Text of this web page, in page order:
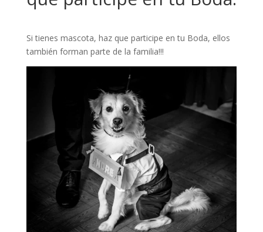
Si tienes mascota, haz que participe en tu Boda, ellos
también forman parte de la familia!!!